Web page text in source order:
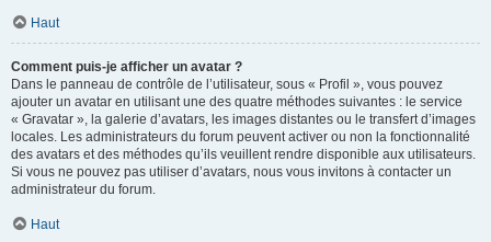
Haut
Comment puis-je afficher un avatar ?
Dans le panneau de contrôle de l’utilisateur, sous « Profil », vous pouvez
ajouter un avatar en utilisant une des quatre méthodes suivantes : le service
« Gravatar », la galerie d’avatars, les images distantes ou le transfert d’images
locales. Les administrateurs du forum peuvent activer ou non la fonctionnalité
des avatars et des méthodes qu’ils veuillent rendre disponible aux utilisateurs.
Si vous ne pouvez pas utiliser d’avatars, nous vous invitons à contacter un
administrateur du forum.
Haut